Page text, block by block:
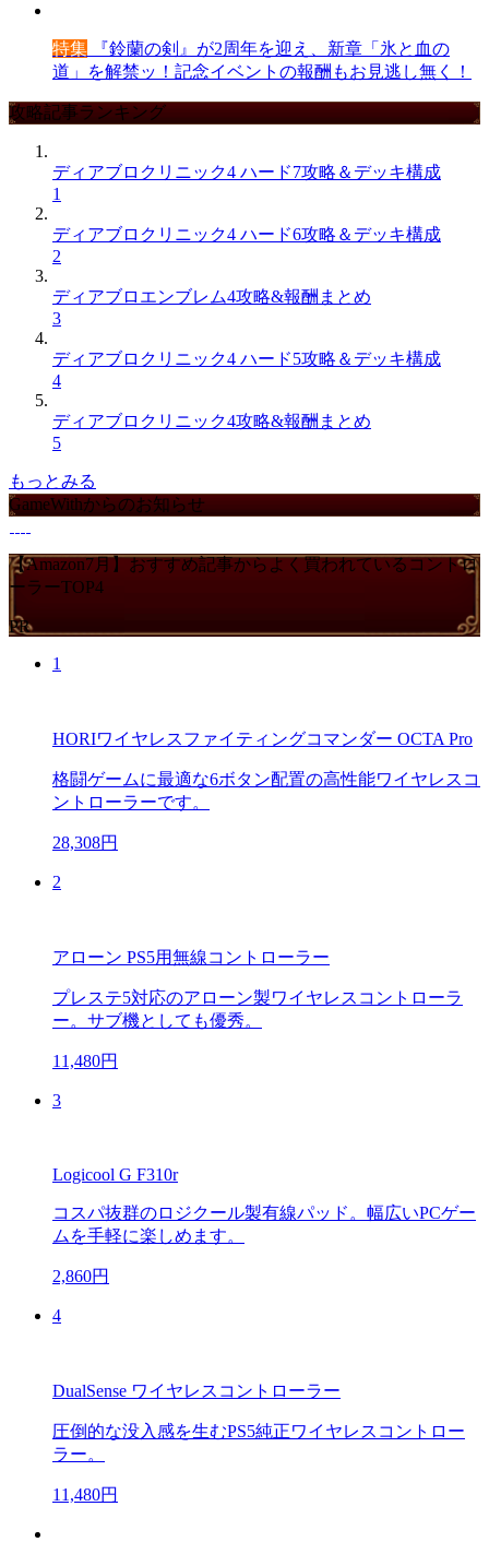
特集 『鈴蘭の剣』が2周年を迎え、新章「氷と血の
道」を解禁ッ！記念イベントの報酬もお見逃し無く！
攻略記事ランキング
ディアブロクリニック4 ハード7攻略＆デッキ構成
1
ディアブロクリニック4 ハード6攻略＆デッキ構成
2
ディアブロエンブレム4攻略&報酬まとめ
3
ディアブロクリニック4 ハード5攻略＆デッキ構成
4
ディアブロクリニック4攻略&報酬まとめ
5
もっとみる
GameWithからのお知らせ
【Amazon7月】おすすめ記事からよく買われているコントロ
ーラーTOP4
PR
1
HORIワイヤレスファイティングコマンダー OCTA Pro
格闘ゲームに最適な6ボタン配置の高性能ワイヤレスコ
ントローラーです。
28,308円
2
アローン PS5用無線コントローラー
プレステ5対応のアローン製ワイヤレスコントローラ
ー。サブ機としても優秀。
11,480円
3
Logicool G F310r
コスパ抜群のロジクール製有線パッド。幅広いPCゲー
ムを手軽に楽しめます。
2,860円
4
DualSense ワイヤレスコントローラー
圧倒的な没入感を生むPS5純正ワイヤレスコントロー
ラー。
11,480円